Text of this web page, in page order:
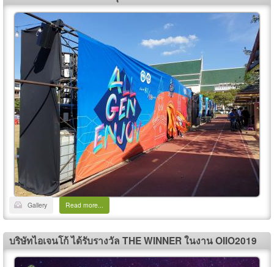
Gallery Read more...
บริษัทไอเจนโก้ ได้รับรางวัล THE WINNER ในงาน OIIO2019